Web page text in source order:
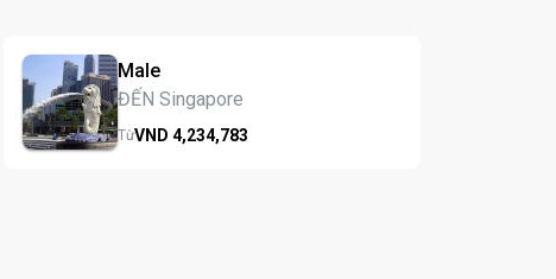
Male
ĐẾN Singapore
TừVND4,234,783